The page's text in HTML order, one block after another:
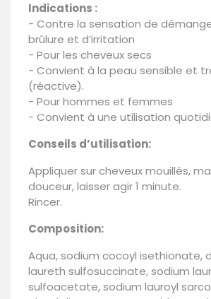
Indications :
- Contre la sensation de
brûlure et d’irritation
- Pour les cheveux secs
- Convient à la peau sensible et
(réactive).
- Pour hommes et femmes
- Convient à une utilisation
Conseils d’utilisation:
Appliquer sur cheveux mouillés,
douceur, laisser agir 1 minute.
Rincer.
Composition:
Aqua, sodium cocoyl isethionate,
laureth sulfosuccinate, sodium
sulfoacetate, sodium lauroyl